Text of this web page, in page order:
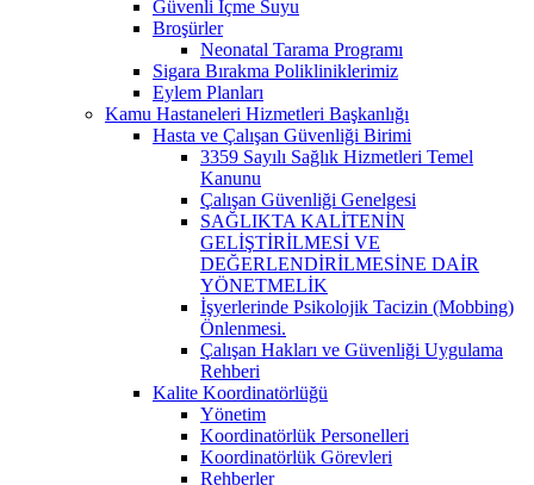
Güvenli İçme Suyu
Broşürler
Neonatal Tarama Programı
Sigara Bırakma Polikliniklerimiz
Eylem Planları
Kamu Hastaneleri Hizmetleri Başkanlığı
Hasta ve Çalışan Güvenliği Birimi
3359 Sayılı Sağlık Hizmetleri Temel
Kanunu
Çalışan Güvenliği Genelgesi
SAĞLIKTA KALİTENİN
GELİŞTİRİLMESİ VE
DEĞERLENDİRİLMESİNE DAİR
YÖNETMELİK
İşyerlerinde Psikolojik Tacizin (Mobbing)
Önlenmesi.
Çalışan Hakları ve Güvenliği Uygulama
Rehberi
Kalite Koordinatörlüğü
Yönetim
Koordinatörlük Personelleri
Koordinatörlük Görevleri
Rehberler